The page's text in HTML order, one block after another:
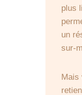
plus
un
sur-
Mais